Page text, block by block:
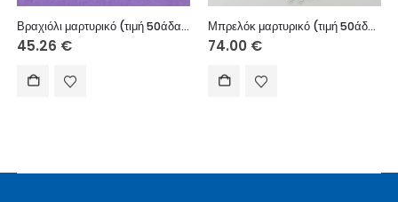
Βραχιόλι μαρτυρικό (τιμή 50άδας)
45.26 €
Μπρελόκ μαρτυρικό (τιμή 50άδας)
74.00 €